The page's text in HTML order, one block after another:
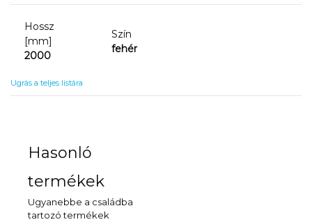
Hossz
[mm]
2000
Szín
fehér
Ugrás a teljes listára
Hasonló
termékek
Ugyanebbe a családba
tartozó termékek